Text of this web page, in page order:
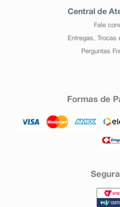
Central de
Fale
Entregas, Trocas
Perguntas
Formas de